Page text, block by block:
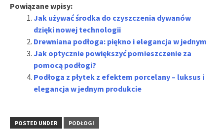
Powiązane wpisy:
Jak używać środka do czyszczenia dywanów
dzięki nowej technologii
Drewniana podłoga: piękno i elegancja w jednym
Jak optycznie powiększyć pomieszczenie za
pomocą podłogi?
Podłoga z płytek z efektem porcelany – luksus i
elegancja w jednym produkcie
POSTED UNDER PODŁOGI